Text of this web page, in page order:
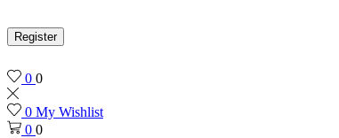
Register
0 0
0 My Wishlist
0 0